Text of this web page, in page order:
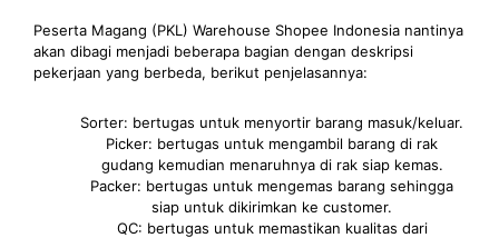
Peserta Magang (PKL) Warehouse Shopee Indonesia nantinya
akan dibagi menjadi beberapa bagian dengan deskripsi
pekerjaan yang berbeda, berikut penjelasannya:
Sorter: bertugas untuk menyortir barang masuk/keluar.
Picker: bertugas untuk mengambil barang di rak
gudang kemudian menaruhnya di rak siap kemas.
Packer: bertugas untuk mengemas barang sehingga
siap untuk dikirimkan ke customer.
QC: bertugas untuk memastikan kualitas dari